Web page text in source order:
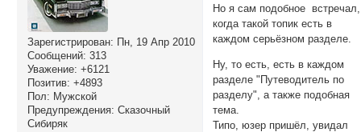
Зарегистрирован: Пн, 19 Апр 2010
Сообщений: 313
Уважение: +6121
Позитив: +4893
Пол: Мужской
Предупреждения: Сказочный
Сибиряк
Но я сам подобное встречал,
когда такой топик есть в
каждом серьёзном разделе.
Ну, то есть, есть в каждом
разделе "Путеводитель по
разделу", а также подобная
тема.
Типо, юзер пришёл, увидал